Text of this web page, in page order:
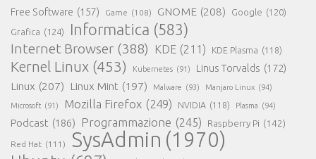
Free Software (157) Game (108) GNOME (208) Google (120)
Grafica (124) Informatica (583)
Internet Browser (388) KDE (211) KDE Plasma (118)
Kernel Linux (453) Kubernetes (91) Linus Torvalds (172)
Linux (207) Linux Mint (197) Malware (93) Manjaro Linux (94)
Microsoft (91) Mozilla Firefox (249) NVIDIA (118) Plasma (94)
Podcast (186) Programmazione (245) Raspberry Pi (142)
Red Hat (111) SysAdmin (1970)